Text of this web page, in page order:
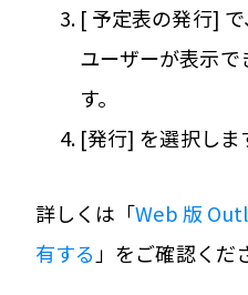
[ 予定表の発行] で
ユーザーが表示で
す。
[発行] を選択しま
詳しくは「Web 版
有する」をご確認くだ